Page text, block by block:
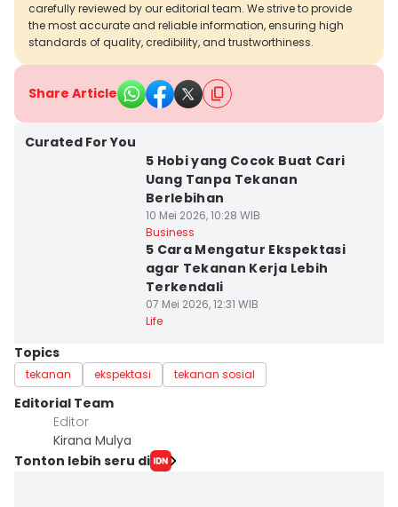
carefully reviewed by our editorial team. We strive to provide
the most accurate and reliable information, ensuring high
standards of quality, credibility, and trustworthiness.
Share Article
Curated For You
5 Hobi yang Cocok Buat Cari
Uang Tanpa Tekanan
Berlebihan
10 Mei 2026, 10:28 WIB
Business
5 Cara Mengatur Ekspektasi
agar Tekanan Kerja Lebih
Terkendali
07 Mei 2026, 12:31 WIB
Life
Topics
tekanan ekspektasi tekanan sosial
Editorial Team
Editor
Kirana Mulya
Tonton lebih seru di